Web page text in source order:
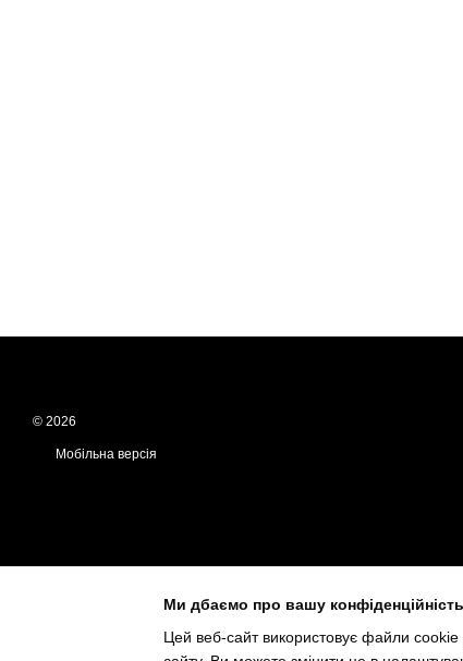
© 2026
Мобільна версія
Ми дбаємо про вашу конфіденційність
Цей веб-сайт використовує файли cookie